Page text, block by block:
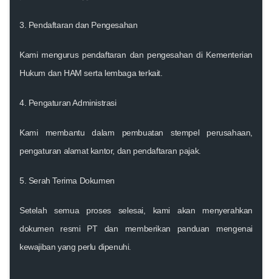
3. Pendaftaran dan Pengesahan
Kami mengurus pendaftaran dan pengesahan di Kementerian
Hukum dan HAM serta lembaga terkait.
4. Pengaturan Administrasi
Kami membantu dalam pembuatan stempel perusahaan,
pengaturan alamat kantor, dan pendaftaran pajak.
5. Serah Terima Dokumen
Setelah semua proses selesai, kami akan menyerahkan
dokumen resmi PT dan memberikan panduan mengenai
kewajiban yang perlu dipenuhi.